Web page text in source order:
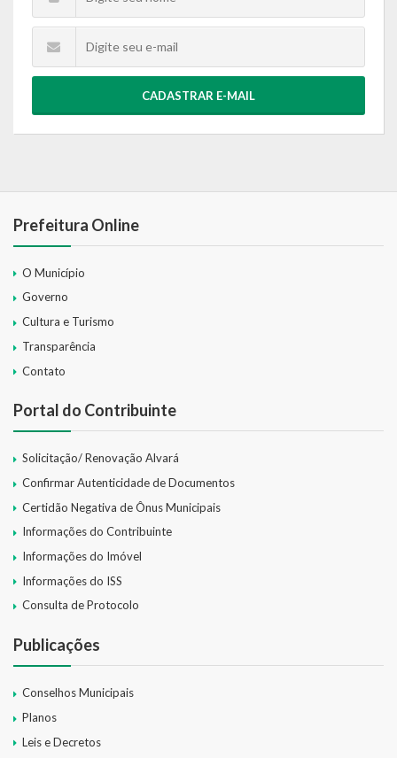
CADASTRAR E-MAIL
Prefeitura Online
O Município
Governo
Cultura e Turismo
Transparência
Contato
Portal do Contribuinte
Solicitação/ Renovação Alvará
Confirmar Autenticidade de Documentos
Certidão Negativa de Ônus Municipais
Informações do Contribuinte
Informações do Imóvel
Informações do ISS
Consulta de Protocolo
Publicações
Conselhos Municipais
Planos
Leis e Decretos